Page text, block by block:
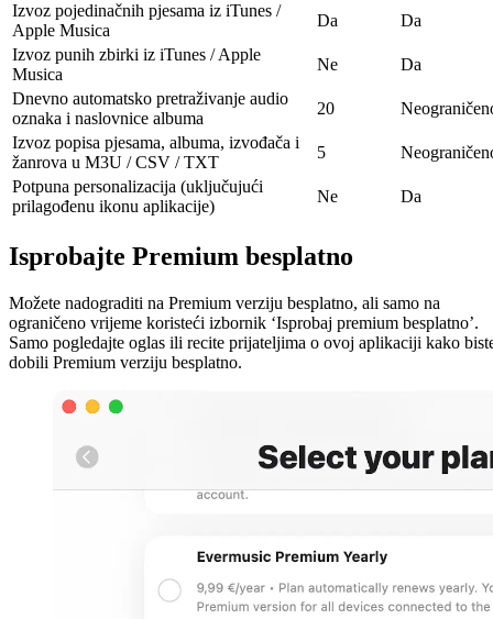
Izvoz pojedinačnih pjesama iz iTunes /
Apple Musica
Da
Da
Izvoz punih zbirki iz iTunes / Apple
Musica
Ne
Da
Dnevno automatsko pretraživanje audio
oznaka i naslovnice albuma
20
Izvoz popisa pjesama, albuma, izvođača i
žanrova u M3U / CSV / TXT
5
Potpuna personalizacija (uključujući
prilagođenu ikonu aplikacije)
Ne Da
Isprobajte Premium besplatno
Možete nadograditi na Premium verziju besplatno, ali samo na
ograničeno vrijeme koristeći izbornik ‘Isprobaj premium besplatno’.
Samo pogledajte oglas ili recite prijateljima o ovoj aplikaciji kako
dobili Premium verziju besplatno.